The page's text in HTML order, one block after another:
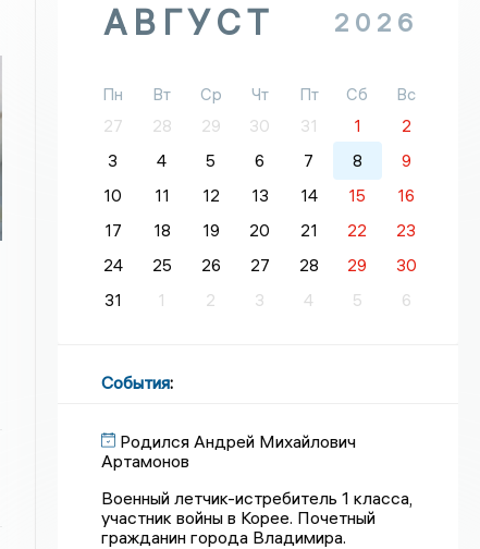
АВГУСТ 2026
Пн Вт Ср Чт Пт Сб
Вс
27
28 29 30 31 1
2
3
4 5 6 7 8
9
10
11 12 13 14 15
16
17
18 19 20 21 22
23
24
25 26 27 28 29
30
31
1 2 3 4 5 6
События:
Родился Андрей Михайлович
Артамонов
Военный летчик-истребитель 1 класса,
участник войны в Корее. Почетный
гражданин города Владимира.